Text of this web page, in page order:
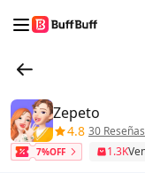
Zepeto
4.8 30 Reseñas
7%OFF 1.3K